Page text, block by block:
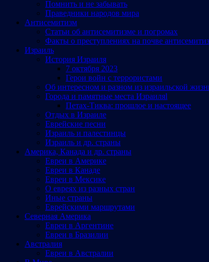
Помнить и не забывать
Праведники народов мира
Антисемитизм
Статьи об антисемитизме и погромах
Факты о преступлениях на почве
Израиль
История Израиля
7 октября 2023
Герои войн с террористами
Об интересном и разном из израильской
Города и памятные места Израиляl
Петах-Тиква: прошлое и настоящее
Отдых в Израиле
Еврейские песни
Израиль и палестинцы
Израиль и др. страны
Америка, Канада и др. страны
Евреи в Америке
Евреи в Канаде
Евреи в Мексике
О евреях из разных стран
Иные страны
Еврейскими маршрутами
Северная Америка
Евреи в Аргентине
Евреи в Бразилии
Австралия
Евреи в Австралии